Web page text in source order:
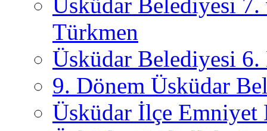
Üsküdar Belediyesi
Türkmen
Üsküdar Belediyesi 6.
9. Dönem Üsküdar
Üsküdar İlçe